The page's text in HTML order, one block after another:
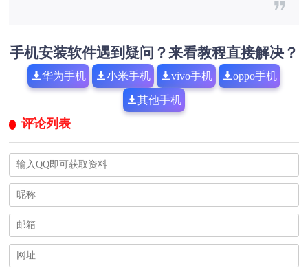
手机安装软件遇到疑问？来看教程直接解决？
华为手机 小米手机 vivo手机 oppo手机
其他手机
评论列表